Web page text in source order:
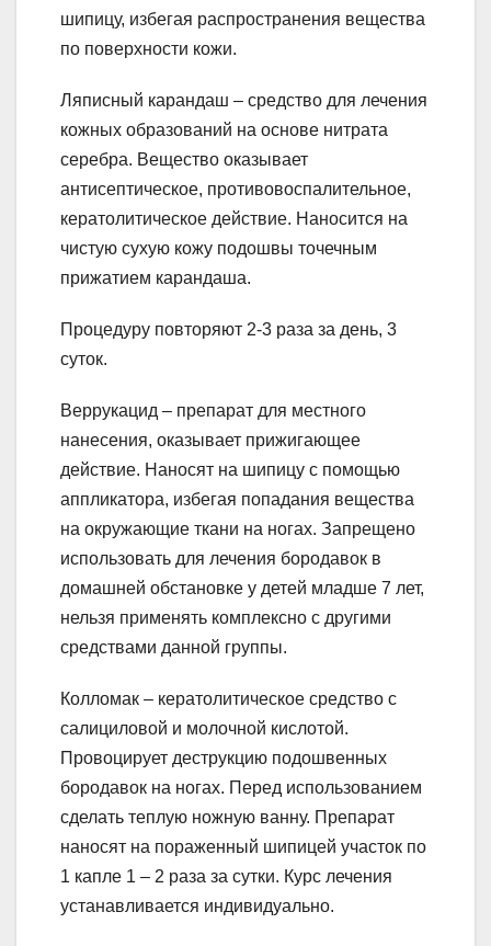
шипицу, избегая распространения вещества
по поверхности кожи.
Ляписный карандаш – средство для лечения
кожных образований на основе нитрата
серебра. Вещество оказывает
антисептическое, противовоспалительное,
кератолитическое действие. Наносится на
чистую сухую кожу подошвы точечным
прижатием карандаша.
Процедуру повторяют 2-3 раза за день, 3
суток.
Веррукацид – препарат для местного
нанесения, оказывает прижигающее
действие. Наносят на шипицу с помощью
аппликатора, избегая попадания вещества
на окружающие ткани на ногах. Запрещено
использовать для лечения бородавок в
домашней обстановке у детей младше 7 лет,
нельзя применять комплексно с другими
средствами данной группы.
Колломак – кератолитическое средство с
салициловой и молочной кислотой.
Провоцирует деструкцию подошвенных
бородавок на ногах. Перед использованием
сделать теплую ножную ванну. Препарат
наносят на пораженный шипицей участок по
1 капле 1 – 2 раза за сутки. Курс лечения
устанавливается индивидуально.